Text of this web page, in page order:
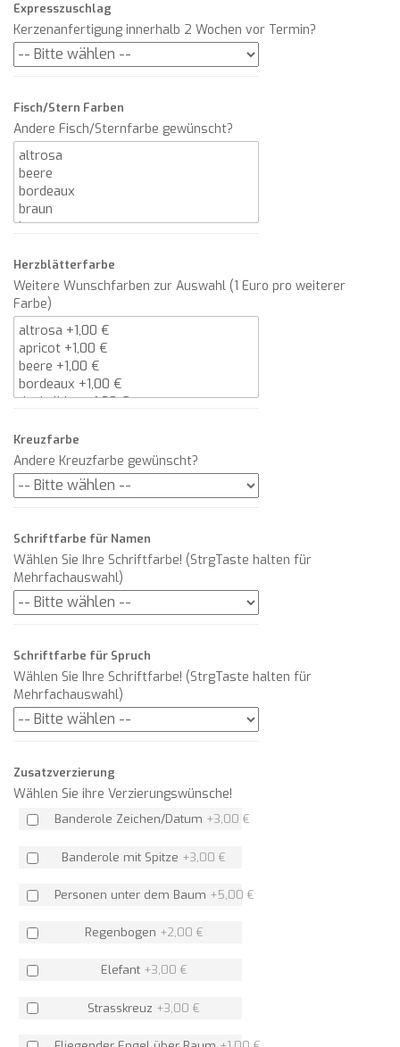
Expresszuschlag
Kerzenanfertigung innerhalb 2 Wochen vor Termin?
Fisch/Stern Farben
Andere Fisch/Sternfarbe gewünscht?
Herzblätterfarbe
Weitere Wunschfarben zur Auswahl (1 Euro pro weiterer
Farbe)
Kreuzfarbe
Andere Kreuzfarbe gewünscht?
Schriftfarbe für Namen
Wählen Sie Ihre Schriftfarbe! (StrgTaste halten für
Mehrfachauswahl)
Schriftfarbe für Spruch
Wählen Sie Ihre Schriftfarbe! (StrgTaste halten für
Mehrfachauswahl)
Zusatzverzierung
Wählen Sie ihre Verzierungswünsche!
Banderole Zeichen/Datum +3,00 €
Banderole mit Spitze +3,00 €
Personen unter dem Baum +5,00 €
Regenbogen +2,00 €
Elefant +3,00 €
Strasskreuz +3,00 €